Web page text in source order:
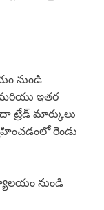
నుండి
మరియు ఇతర
ట్రేడ్ మార్కులు
రెండు
నుండి